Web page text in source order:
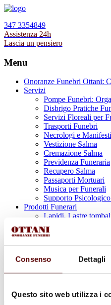
Consenso Dettagli
Questo sito web utilizza i
347 3354849
Assistenza 24h
Lascia un pensiero
Menu
Onoranze Funebri Ottani:
Servizi
Pompe Funebri:
Disbrigo Pratiche
Servizi Floreali per
Trasporti Funebri
Necrologi e
Vestizione Salma
Cremazione Salma
Previdenza Funeraria
Recupero Salma
Passaporti Mortuari
Musica per Funerali
Supporto
Prodotti Funerari
Lapidi, Lastre
Urne Cinerarie
Allestimento Funebre
Necrologi